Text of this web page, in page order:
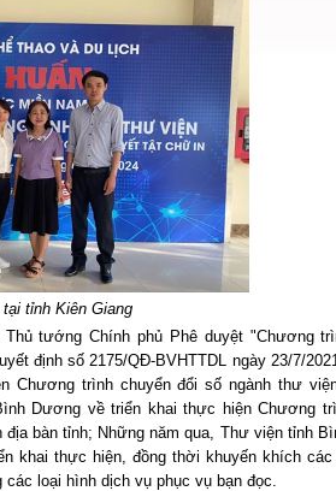
tỉnh Kiên Giang
tướng Chính phủ Phê duyệt "Chương
định số 2175/QĐ-BVHTTDL ngày 23/7/
Chương trình chuyển đổi số ngành thư
Dương về triển khai thực hiện Chương
bàn tỉnh; Những năm qua, Thư viện tỉnh
khai thực hiện, đồng thời khuyến khích
loại hình dịch vụ phục vụ bạn đọc.